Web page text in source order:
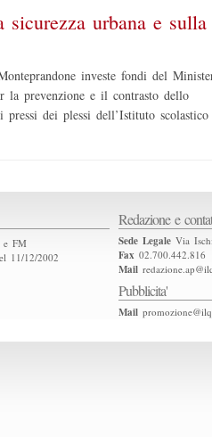
urbana e sulla
investe fondi del
la prevenzione e il contrasto dello
pressi dei plessi dell’Istituto scolastico
e FM
11/12/2002
Redazione e
Sede Legale Via
Fax 02.700.442.816
Mail
Pubblicita'
Mail